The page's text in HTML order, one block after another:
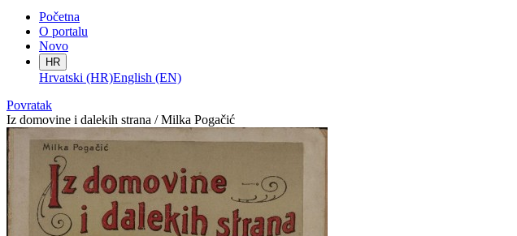
Početna
O portalu
Novo
HR
Hrvatski (HR)English (EN)
Povratak
Iz domovine i dalekih strana / Milka Pogačić